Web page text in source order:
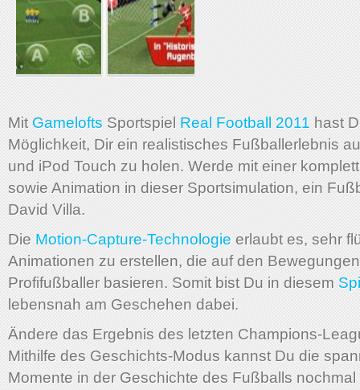
Mit Gamelofts Sportspiel Real Football 2011 hast
Möglichkeit, Dir ein realistisches Fußballerlebnis
und iPod Touch zu holen. Werde mit einer
sowie Animation in dieser Sportsimulation, ein
David Villa.
Die Motion-Capture-Technologie erlaubt es, sehr
Animationen zu erstellen, die auf den
Profifußballer basieren. Somit bist Du in diesem
lebensnah am Geschehen dabei.
Ändere das Ergebnis des letzten Champions-
Mithilfe des Geschichts-Modus kannst Du die
Momente in der Geschichte des Fußballs